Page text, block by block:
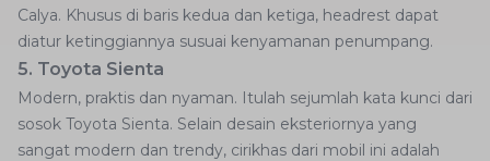
Calya. Khusus di baris kedua dan ketiga, headrest dapat
diatur ketinggiannya susuai kenyamanan penumpang.
5. Toyota Sienta
Modern, praktis dan nyaman. Itulah sejumlah kata kunci dari
sosok Toyota Sienta. Selain desain eksteriornya yang
sangat modern dan trendy, cirikhas dari mobil ini adalah